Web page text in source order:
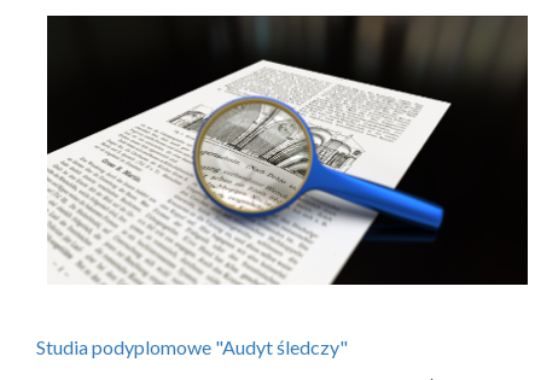
Studia podyplomowe "Audyt śledczy"